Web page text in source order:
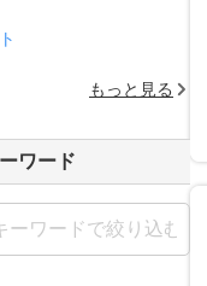
もっと見る
ワード